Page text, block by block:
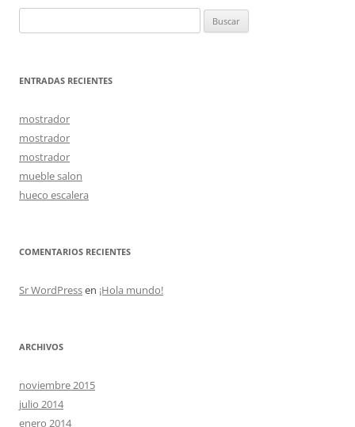
ENTRADAS RECIENTES
mostrador
mostrador
mostrador
mueble salon
hueco escalera
COMENTARIOS RECIENTES
Sr WordPressen ¡Hola mundo!
ARCHIVOS
noviembre 2015
julio 2014
enero 2014